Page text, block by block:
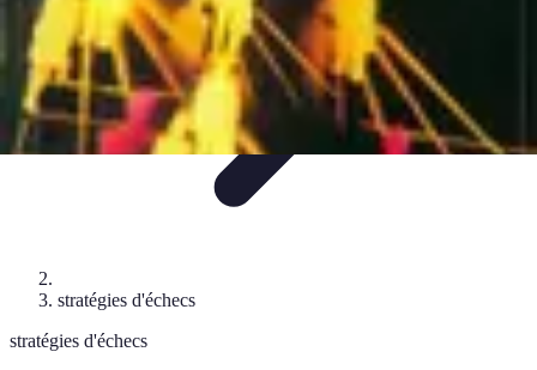
stratégies d'échecs
stratégies d'échecs